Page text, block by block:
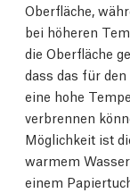
Oberfläche,
bei höheren
die Oberfläche
dass das für
eine hohe
verbrennen
Möglichkeit ist
warmem
einem